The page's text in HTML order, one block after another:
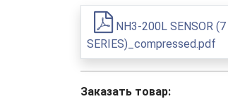
NH3-200L SENSOR (7
SERIES)_compressed.pdf
Заказать товар: